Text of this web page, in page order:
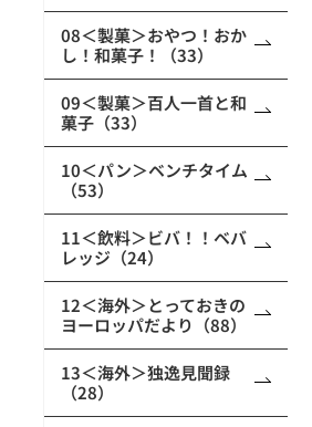
08＜製菓＞おやつ！おか
し！和菓子！（33）
09＜製菓＞百人一首と和
菓子（33）
10＜パン＞ベンチタイム
（53）
11＜飲料＞ビバ！！ベバ
レッジ（24）
12＜海外＞とっておきの
ヨーロッパだより（88）
13＜海外＞独逸見聞録
（28）